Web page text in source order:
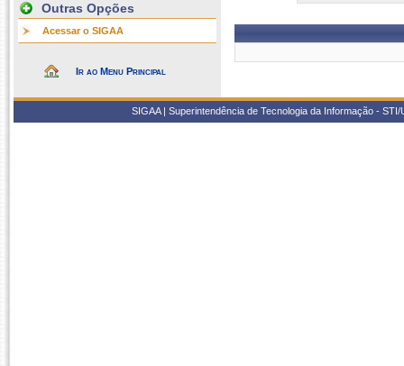
Outras Opções
Acessar o SIGAA
Ir ao Menu Principal
SIGAA | Superintendência de Tecnologia da Informação -